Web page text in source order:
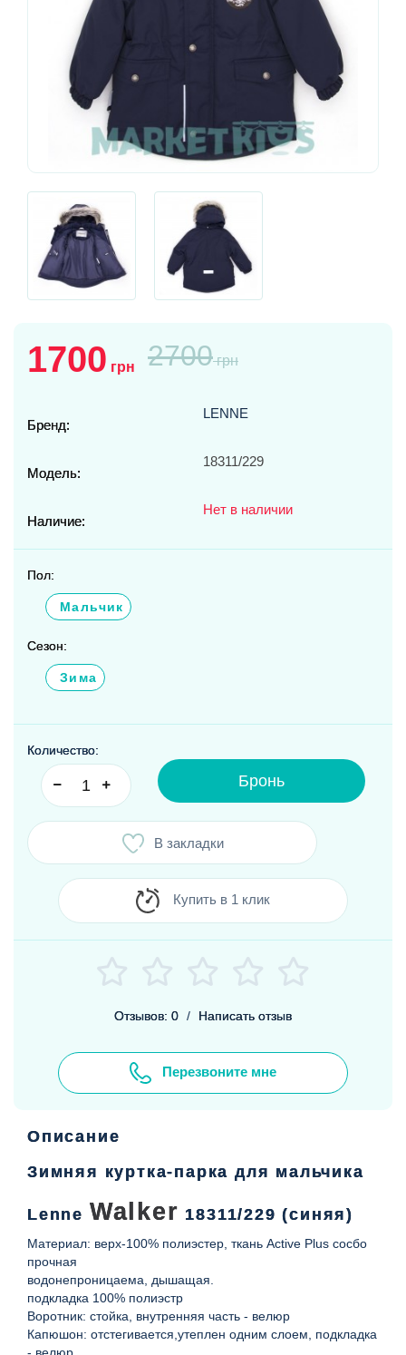
1700 грн 2700грн
Бренд:
LENNE
Модель:
18311/229
Наличие:
Нет в наличии
Пол:
Мальчик
Сезон:
Зима
Количество:
Бронь
В закладки
Купить в 1 клик
Отзывов: 0 / Написать отзыв
Перезвоните мне
Описание
Зимняя куртка-парка для мальчика
Lenne Walker 18311/229 (синяя)
Материал: верх-100% полиэстер, ткань Active Plus сосбо
прочная
водонепроницаема, дышащая.
подкладка 100% полиэстр
Воротник: стойка, внутренняя часть - велюр
Капюшон: отстегивается,утеплен одним слоем, подкладка